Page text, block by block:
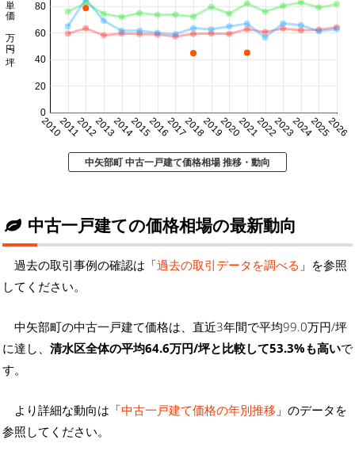
20102011201220132014201520162017201820192020202120222023202420252026
0
20
40
60
80
坪単価 万円/坪
中矢部町 中古一戸建て価格相場 推移・動向
中古一戸建ての価格相場の最新動向
過去の取引事例の確認は「過去の取引データを調べる 」を参照
してください。
中矢部町の中古一戸建て価格は、直近3年間で平均99.0万円/坪
に達し、 清水区全体の平均64.6万円/坪と比較して53.3%も高いで
す。
より詳細な動向は「中古一戸建て価格の年別推移 」のデータを
参照してください。